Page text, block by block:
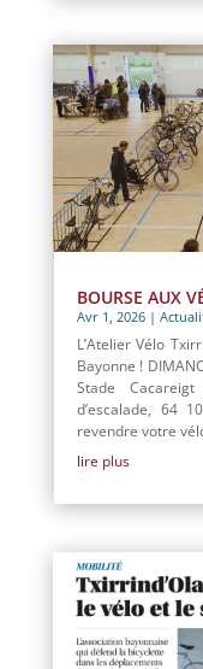
BOURSE AUX
Avr 1, 2026|
L’Atelier Vélo
Bayonne !
Stade
d’escalade, 64
revendre votre
lire plus